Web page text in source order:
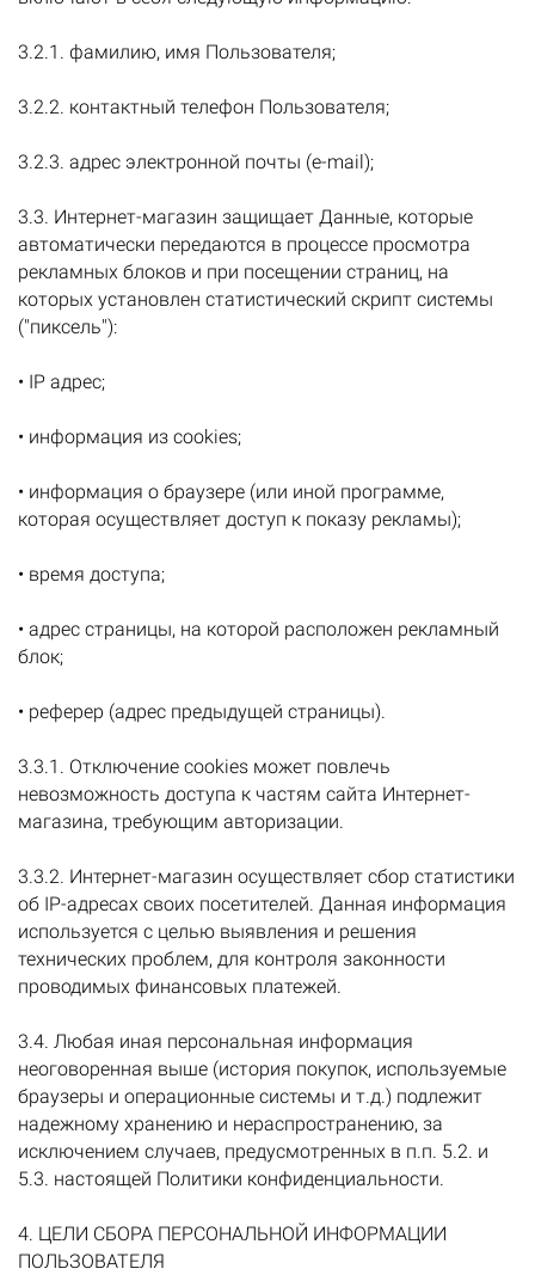
3.2.1. фамилию, имя Пользователя;
3.2.2. контактный телефон Пользователя;
3.2.3. адрес электронной почты (e-mail);
3.3. Интернет-магазин защищает Данные, которые
автоматически передаются в процессе просмотра
рекламных блоков и при посещении страниц, на
которых установлен статистический скрипт системы
("пиксель"):
• IP адрес;
• информация из cookies;
• информация о браузере (или иной программе,
которая осуществляет доступ к показу рекламы);
• время доступа;
• адрес страницы, на которой расположен рекламный
блок;
• реферер (адрес предыдущей страницы).
3.3.1. Отключение cookies может повлечь
невозможность доступа к частям сайта Интернет-
магазина, требующим авторизации.
3.3.2. Интернет-магазин осуществляет сбор статистики
об IP-адресах своих посетителей. Данная информация
используется с целью выявления и решения
технических проблем, для контроля законности
проводимых финансовых платежей.
3.4. Любая иная персональная информация
неоговоренная выше (история покупок, используемые
браузеры и операционные системы и т.д.) подлежит
надежному хранению и нераспространению, за
исключением случаев, предусмотренных в п.п. 5.2. и
5.3. настоящей Политики конфиденциальности.
4. ЦЕЛИ СБОРА ПЕРСОНАЛЬНОЙ ИНФОРМАЦИИ
ПОЛЬЗОВАТЕЛЯ